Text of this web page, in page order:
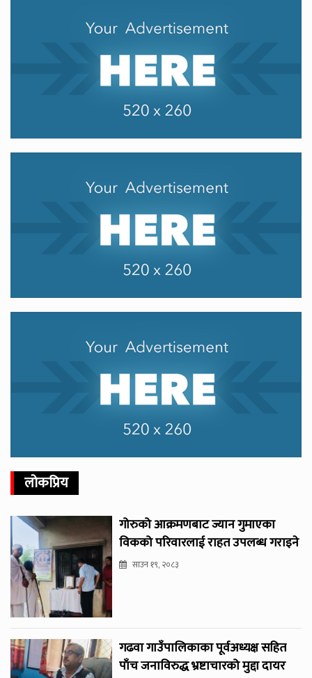
लोकप्रिय
गोरुको आक्रमणबाट ज्यान गुमाएका
विकको परिवारलाई राहत उपलब्ध गराइने
साउन १९, २०८३
गढवा गाउँपालिकाका पूर्वअध्यक्ष सहित
पाँच जनाविरुद्ध भ्रष्टाचारको मुद्दा दायर